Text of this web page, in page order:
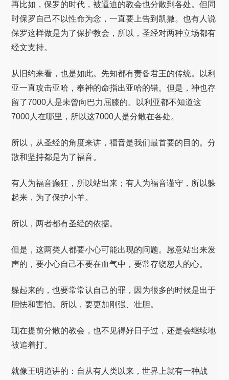
再比如，保罗的时代，被逼迫的教会也分散到各处。但同
时保罗自己不以性命为念，一直要上告到凯撒。也有人说
保罗这样做是为了保护教会，所以，圣经对两种立场都有
经文支持。
从旧约来看，也是如此。先知都有责备君王的传统。以利
亚一直攻击亚哈，奉神的命指出亚哈的错。但是，神也存
留了7000人是未曾向巴力屈膝的。以利亚都不知道这
7000人在哪里，所以这7000人是分散在各处。
所以，从圣经的角度来讲，福音是我们最首要的目的。分
散和坚持都是为了福音。
有人为福音癫狂，所以站出来；有人为福音谨守，所以躲
起来，为了保护小羊。
所以，两者都有圣经的依据。
但是，这两类人都要小心可能出现的问题。愿意站出来发
声的，要小心自己不要在血气中，要常存饶恕人的心。
躲起来的，也要常常认自己的罪，因为很多的时候是出于
胆怯和害怕。所以，要更加刚强、壮胆。
现在提前分散的教会，也不见得好日子过，还是会继续地
被追着打。
就像王明道讲的：自从有人类以来，世界上就有一种战